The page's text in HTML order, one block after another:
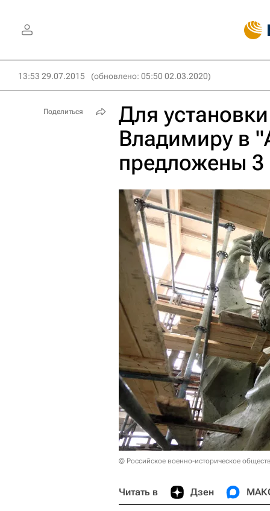
13:53 29.07.2015 (обновлено: 05:50 02.03.2020)
Для
Владимиру в
предложены 3
© Российское военно-историческое
Читать в Дзен
Поделиться